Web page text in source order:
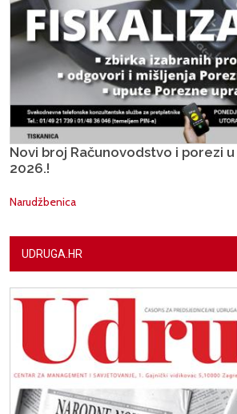
Novi broj Računovodstvo i porezi
2026.!
Narudžbenica
UDRUGA.HR